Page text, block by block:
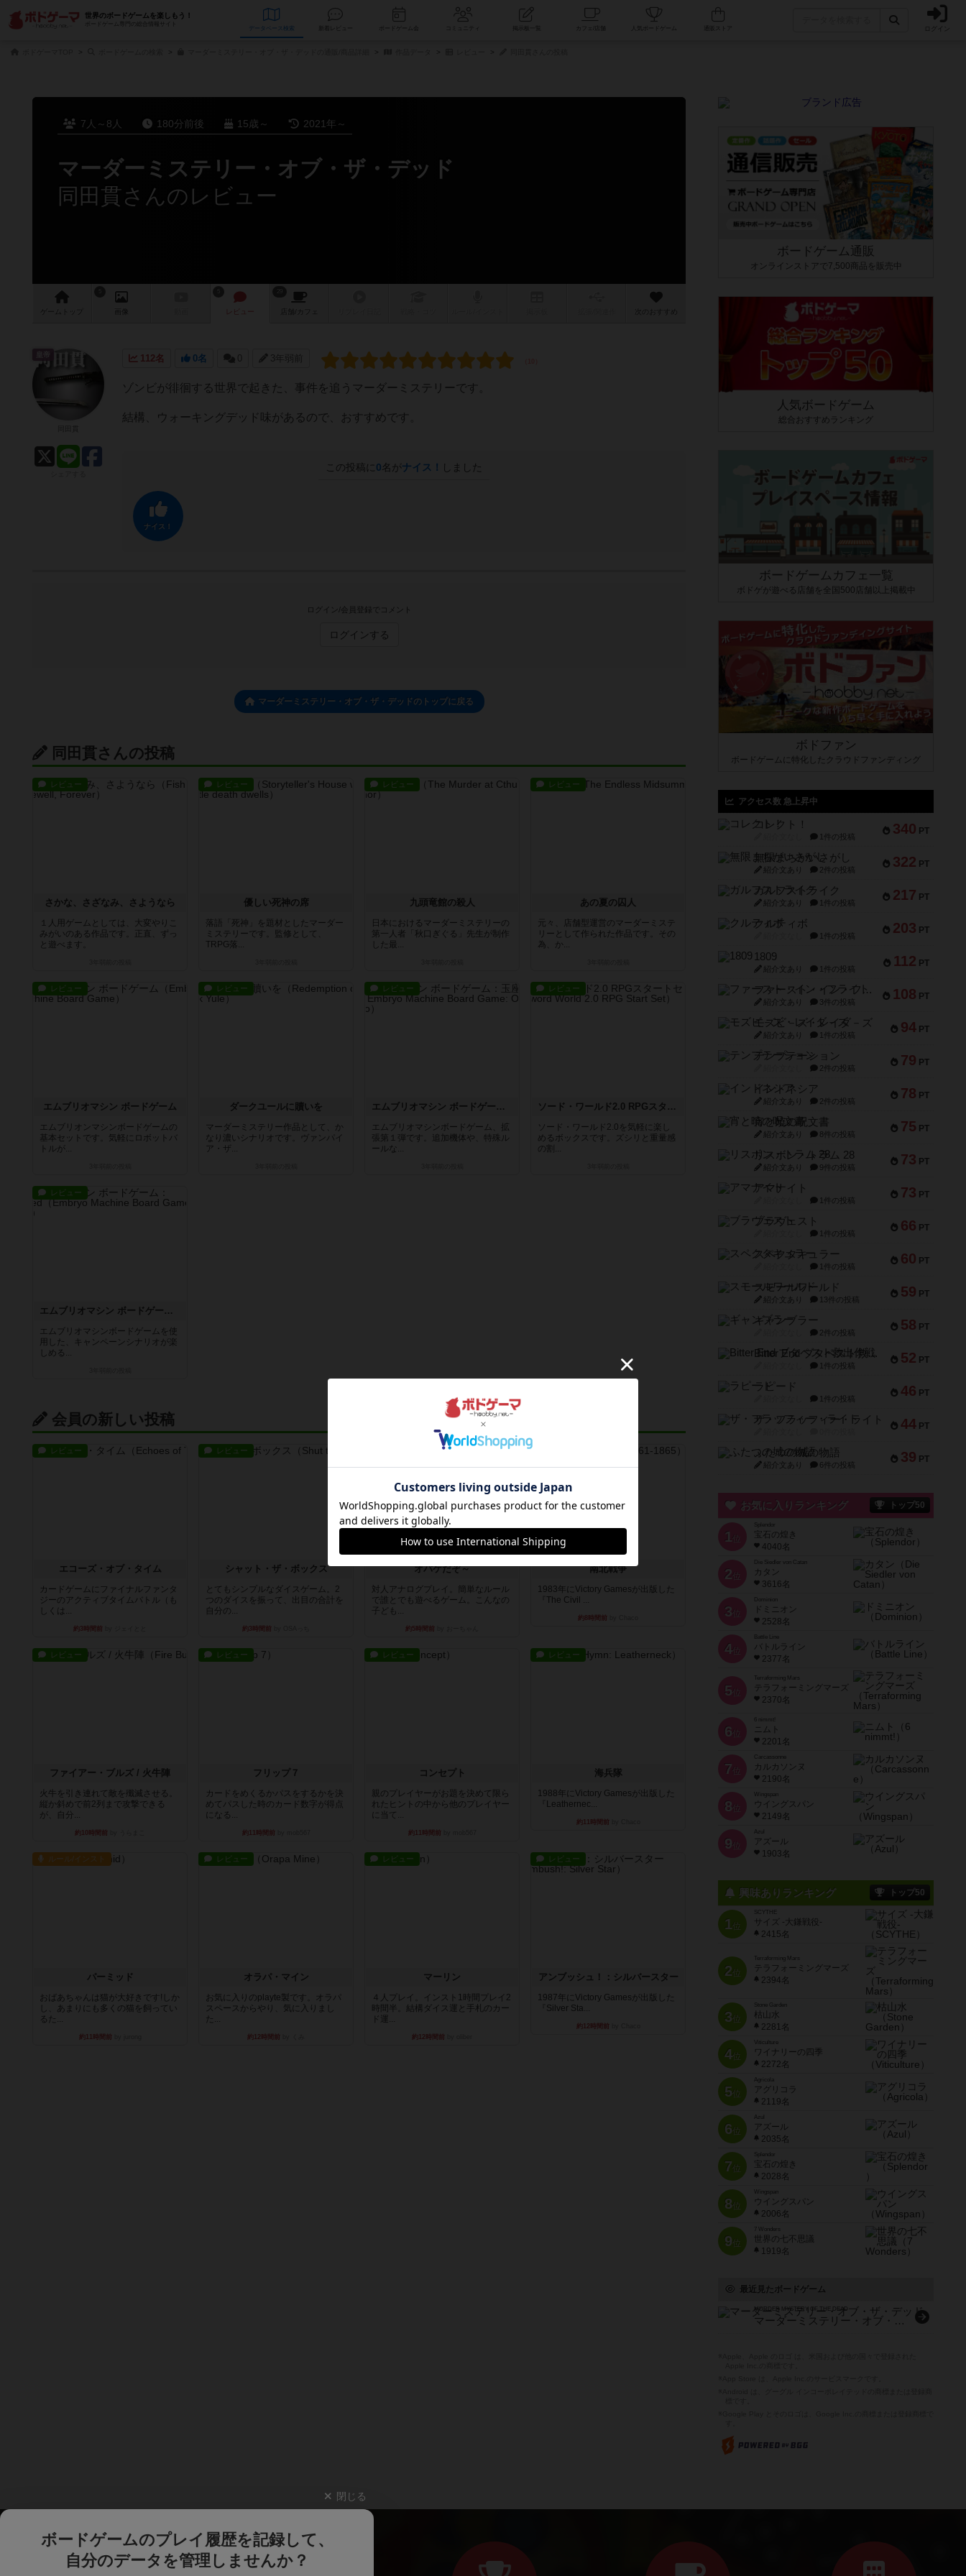
世界のボードゲームを楽しもう！
ボードゲーム専門の総合情報サイト
データベース コミュニティ 人気ボードゲーム ログイン
7人～8人 180分前後 15歳～ 2021年～
マーダーミステリー・オブ・ザ・デッド
同田貫さんのレビュー
ゲーム 画像 レビュー 店舗/ カフェ 次のおすすめ
112名 0名 0 3年弱前
ゾンビが徘徊する世界で起きた、事件を追うマーダーミステリーです。
結構、ウォーキングデッド味があるので、おすすめです。
この投稿に 0名がナイス！ しました
ナイス！
皇帝
ログイン/会員登録でコメント
ログインする
マーダーミステリー・オブ・ザ・デッドのトップに戻る
同田貫さんの投稿
レビュー
さかな、さざなみ、さようなら
１人用ゲームとしては、大変やりこ
みがいのある作品です。正直、ずっ
と遊べます。
レビュー
優しい死神の席
落語「死神」を題材としたマーダー
ミステリーです。監修として、
TRPG落...
レビュー
九頭竜館の殺人
日本におけるマーダーミステリーの
第一人者「秋口ぎぐる」先生が制作
した最...
レビュー
あの夏の囚人
元々、店舗型運営のマーダーミステ
リーとして作られた作品です。その
為、か...
レビュー
エムブリオマシン ボードゲーム
エムブリオンマシンボードゲームの
基本セットです。気軽にロボットバ
トルが...
レビュー
ダークユールに贖いを
マーダーミステリー作品として、か
なり濃いシナリオです。ヴァンパイ
ア・ザ...
レビュー
エムブリオマシン ボードゲーム：玉座と辺境
エムブリオマシンボードゲーム、拡
張第１弾です。追加機体や、特殊ル
ールな...
レビュー
ソード・ワールド2.0 RPGスタートセット
ソード・ワールド2.0を気軽に楽し
めるボックスです。ズシリと重量感
の割...
レビュー
エムブリオマシン ボードゲーム：Gifted
エムブリオマシンボードゲームを使
用した、キャンペーンシナリオが楽
しめる...
会員の新しい投稿
レビュー
エコーズ・オブ・タイム
カードゲームにファイナルファンタ
ジーのアクティブタイムバトル（も
しくは...
約3時間前
レビュー
シャット・ザ・ボックス
とてもシンプルなダイスゲーム。2
つのダイスを振って、出目の合計を
自分の...
約3時間前
オバケだぞ～
対人アナログプレイ。簡単なルール
で誰とでも遊べるゲーム。こんなの
子ども...
約5時間前
南北戦争
1983年にVictory Gamesが出版した
『The Civil ...
約8時間前
レビュー
ファイアー・ブルズ / 火牛陣
火牛を引き連れて敵を殲滅させる。
縦か斜めで前2列まで攻撃できる
が、自分...
約10時間前
レビュー
フリップ７
カードをめくるかパスをするかを決
めてパスした時のカード数字が得点
になる...
約11時間前
レビュー
コンセプト
親のプレイヤーがお題を決めて限ら
れたヒントの中から他のプレイヤー
に当て...
約11時間前
レビュー
海兵隊
1988年にVictory Gamesが出版した
『Leathernec...
約11時間前
ルール/インスト
パーミッド
おばあちゃんは猫が大好きです!しか
し、あまりにも多くの猫を飼ってい
るた...
約11時間前
レビュー
オラパ・マイン
お気に入りのplayte製です。オラパ
スペースからやり、気に入りまし
た...
約12時間前
レビュー
マーリン
４人プレイ。インスト1時間プレイ2
時間半。結構ダイス運と手札のカー
ド運...
約12時間前
レビュー
アンブッシュ！：シルバースター
1987年にVictory Gamesが出版した
『Silver Sta...
約12時間前
ボードゲーム通販
オンラインストアで7,500商品を販売中
人気ボードゲーム
総合おすすめランキング
ボードゲームカフェ一覧
ボドゲが遊べる店舗を全国500店舗以上掲載中
ボドファン
ボードゲームに特化したクラウドファンディング
アクセス数 急上昇中
340 PT
コレクト！
1件の投稿
322 PT
無限まちがいさがし
紹介文あり 2件の投稿
217 PT
ガルフストライク
紹介文あり 1件の投稿
203 PT
クルティボ
1件の投稿
112 PT
1809
紹介文あり 1件の投稿
108 PT
ファースト・イン・フライト
紹介文あり 3件の投稿
94 PT
モズビ－ズ・レイダ－ズ
紹介文あり 1件の投稿
79 PT
テンプテーション
2件の投稿
78 PT
インドネシア
紹介文あり 2件の投稿
75 PT
宵と暁の呪文書
紹介文あり 8件の投稿
73 PT
リスボン・トラム 28
紹介文あり 9件の投稿
73 PT
アマナイト
1件の投稿
66 PT
ブラヴェスト
1件の投稿
60 PT
スペクタキュラー
1件の投稿
59 PT
スモールワールド
紹介文あり 13件の投稿
58 PT
ギャンブラー
2件の投稿
52 PT
Bitter End ブタペスト救出作戦
1件の投稿
46 PT
ラピード
1件の投稿
44 PT
ザ・フラッフィー・ライト
39 PT
ふたつの城の物語
紹介文あり 6件の投稿
お気に入りランキング トップ50
1 位
宝石の煌き
4040名
2 位
Die Siedler von Catan
カタン
3616名
3 位
ドミニオン
2528名
4位
Battle Line
バトルライン
2377名
5 位
Terraforming Mars
テラフォーミングマーズ
2370名
6 位
ニムト
2201名
7 位
Carcassonne
カルカソンヌ
2190名
8 位
Wingspan
ウイングスパン
2149名
9 位
Azul
アズール
1903名
興味ありランキング トップ50
1位
SCYTHE
サイズ -大鎌戦役-
2415名
2位
Terraforming Mars
テラフォーミングマーズ
2394名
3位
Stone Garden
枯山水
2281名
4位
Viticulture
ワイナリーの四季
2272名
5位
Agricola
アグリコラ
2119名
6位
Azul
アズール
2035名
7位
宝石の煌き
2028名
8位
Wingspan
ウイングスパン
2006名
9位
7 Wonders
世界の七不思議
1919名
最近見たボードゲーム
MURDER MYSTERY OF THE DEAD
マーダーミステリー・オブ・ザ・デッド
閉じる
ボードゲームのプレイ履歴を記録して、
自分のデータを管理しませんか？